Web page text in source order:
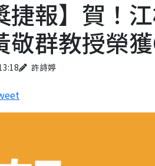
捷報】賀！
敬群教授榮
許詩婷